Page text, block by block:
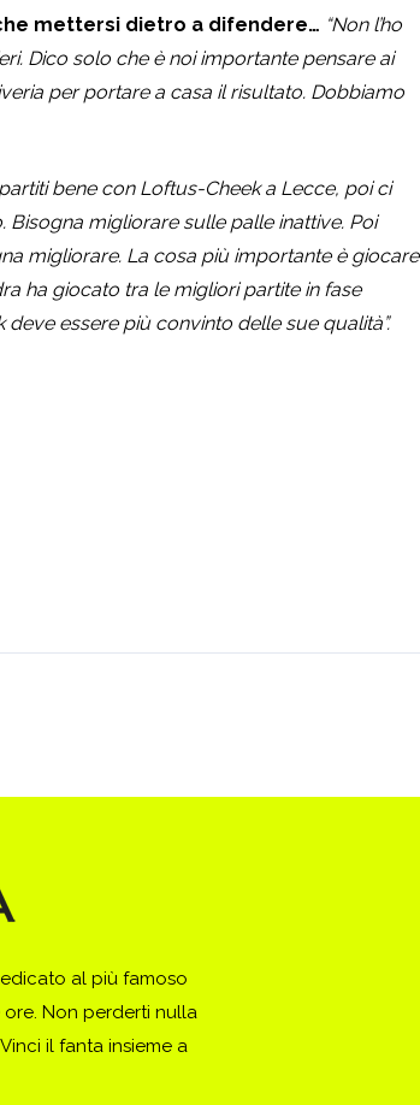
mettersi dietro a difendere… “Non l’ho
Dico solo che è noi importante pensare ai
per portare a casa il risultato. Dobbiamo
bene con Loftus-Cheek a Lecce, poi ci
migliorare sulle palle inattive. Poi
migliorare. La cosa più importante è giocare
ha giocato tra le migliori partite in fase
essere più convinto delle sue qualità”.
al più famoso
ore. Non perderti nulla
il fanta insieme a